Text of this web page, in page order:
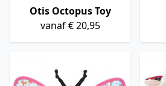
Otis Octopus Toy
vanaf € 20,95